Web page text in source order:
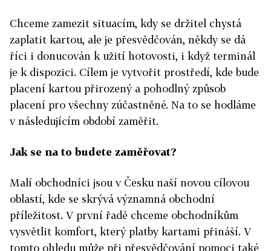
Chceme zamezit situacím, kdy se držitel chystá
zaplatit kartou, ale je přesvědčován, někdy se dá
říci i donucován k užití hotovosti, i když terminál
je k dispozici. Cílem je vytvořit prostředí, kde bude
placení kartou přirozený a pohodlný způsob
placení pro všechny zúčastněné. Na to se hodláme
v následujícím období zaměřit.
Jak se na to budete zaměřovat?
Malí obchodníci jsou v Česku naší novou cílovou
oblastí, kde se skrývá významná obchodní
příležitost. V první řadě chceme obchodníkům
vysvětlit komfort, který platby kartami přináší. V
tomto ohledu může při přesvědčování pomoci také